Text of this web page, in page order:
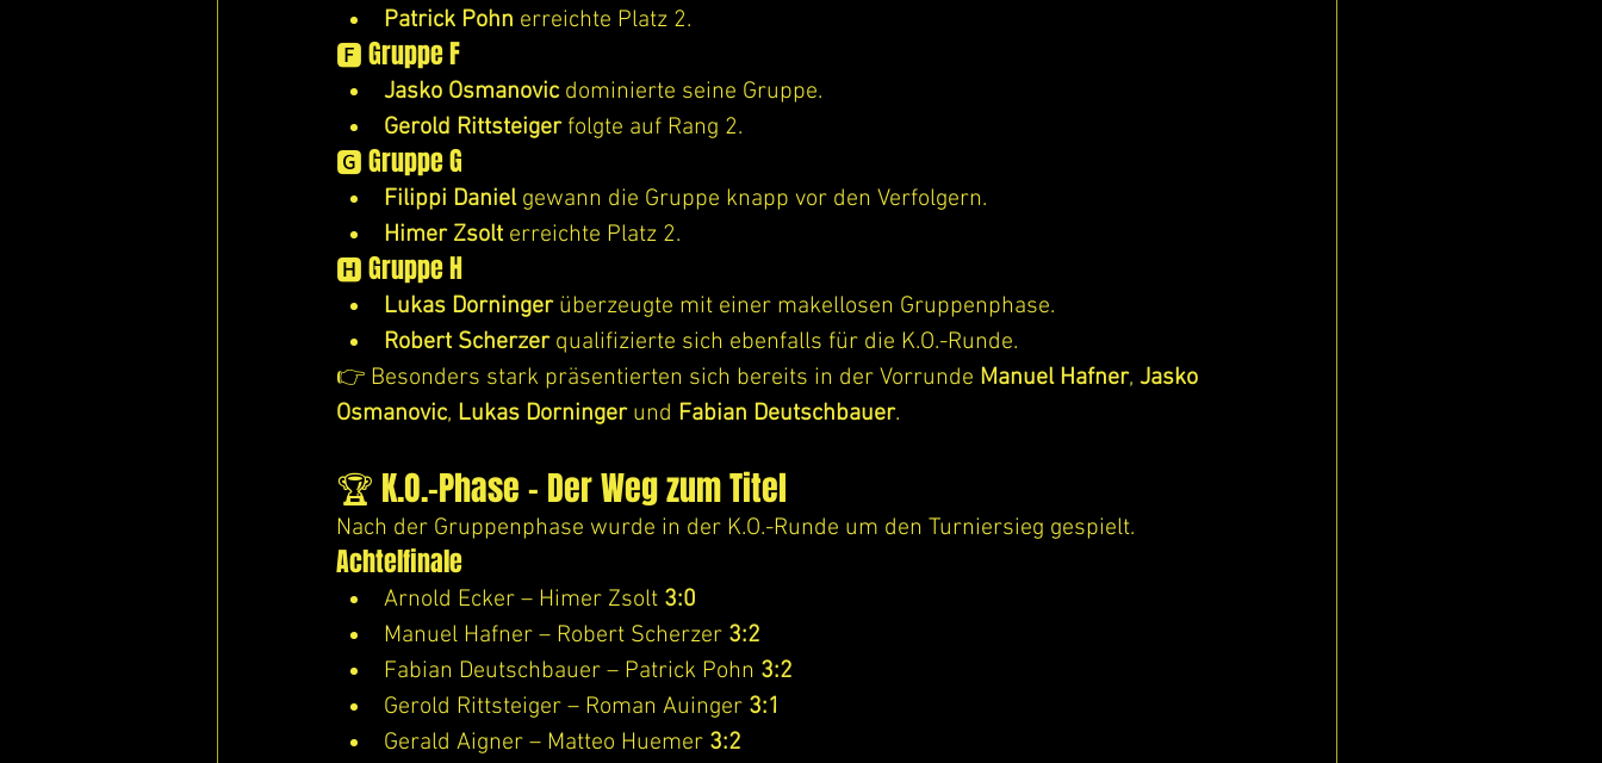
Patrick Pohn erreichte Platz 2.
🅵 Gruppe F
Jasko Osmanovic dominierte seine Gruppe.
Gerold Rittsteiger folgte auf Rang 2.
🅶 Gruppe G
Filippi Daniel gewann die Gruppe knapp vor den Verfolgern.
Himer Zsolt erreichte Platz 2.
🅷 Gruppe H
Lukas Dorninger überzeugte mit einer makellosen Gruppenphase.
Robert Scherzer qualifizierte sich ebenfalls für die K.O.-Runde.
👉 Besonders stark präsentierten sich bereits in der Vorrunde Manuel Hafner, Jasko
Osmanovic, Lukas Dorninger und Fabian Deutschbauer.
🏆 K.O.-Phase – Der Weg zum Titel
Nach der Gruppenphase wurde in der K.O.-Runde um den Turniersieg gespielt.
Achtelfinale
Arnold Ecker – Himer Zsolt 3:0
Manuel Hafner – Robert Scherzer 3:2
Fabian Deutschbauer – Patrick Pohn 3:2
Gerold Rittsteiger – Roman Auinger 3:1
Gerald Aigner – Matteo Huemer 3:2